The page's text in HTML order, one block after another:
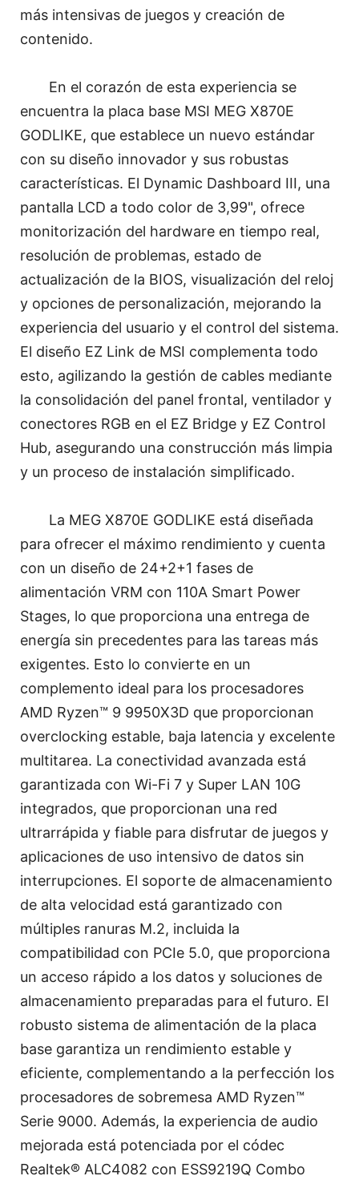
más intensivas de juegos y creación de
contenido.
En el corazón de esta experiencia se
encuentra la placa base MSI MEG X870E
GODLIKE, que establece un nuevo estándar
con su diseño innovador y sus robustas
características. El Dynamic Dashboard III, una
pantalla LCD a todo color de 3,99", ofrece
monitorización del hardware en tiempo real,
resolución de problemas, estado de
actualización de la BIOS, visualización del reloj
y opciones de personalización, mejorando la
experiencia del usuario y el control del sistema.
El diseño EZ Link de MSI complementa todo
esto, agilizando la gestión de cables mediante
la consolidación del panel frontal, ventilador y
conectores RGB en el EZ Bridge y EZ Control
Hub, asegurando una construcción más limpia
y un proceso de instalación simplificado.
La MEG X870E GODLIKE está diseñada
para ofrecer el máximo rendimiento y cuenta
con un diseño de 24+2+1 fases de
alimentación VRM con 110A Smart Power
Stages, lo que proporciona una entrega de
energía sin precedentes para las tareas más
exigentes. Esto lo convierte en un
complemento ideal para los procesadores
AMD Ryzen™ 9 9950X3D que proporcionan
overclocking estable, baja latencia y excelente
multitarea. La conectividad avanzada está
garantizada con Wi-Fi 7 y Super LAN 10G
integrados, que proporcionan una red
ultrarrápida y fiable para disfrutar de juegos y
aplicaciones de uso intensivo de datos sin
interrupciones. El soporte de almacenamiento
de alta velocidad está garantizado con
múltiples ranuras M.2, incluida la
compatibilidad con PCIe 5.0, que proporciona
un acceso rápido a los datos y soluciones de
almacenamiento preparadas para el futuro. El
robusto sistema de alimentación de la placa
base garantiza un rendimiento estable y
eficiente, complementando a la perfección los
procesadores de sobremesa AMD Ryzen™
Serie 9000. Además, la experiencia de audio
mejorada está potenciada por el códec
Realtek® ALC4082 con ESS9219Q Combo